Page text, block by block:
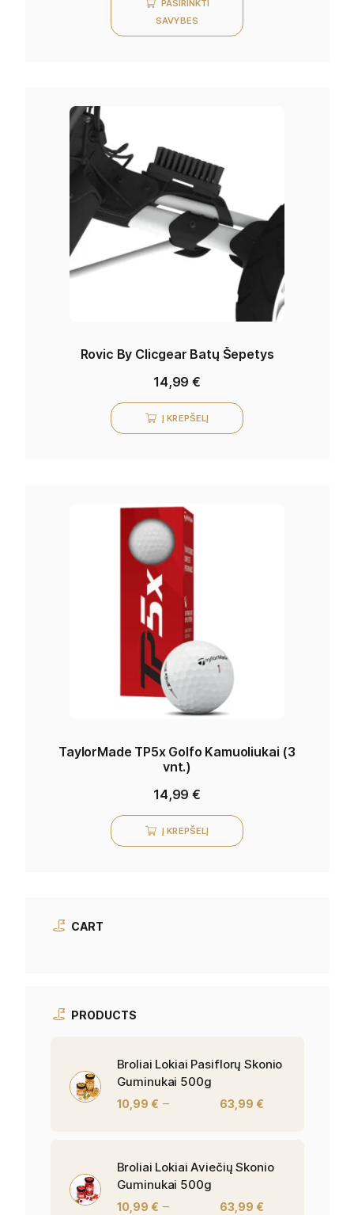
PASIRINKTI
SAVYBES
Rovic By Clicgear Batų Šepetys
14,99€
Į KREPŠELĮ
TaylorMade TP5x Golfo Kamuoliukai (3
vnt.)
14,99€
Į KREPŠELĮ
CART
PRODUCTS
Broliai Lokiai Pasiflorų Skonio
Guminukai 500g
10,99 € – 63,99 €
Broliai Lokiai Aviečių Skonio
Guminukai 500g
10,99 € – 63,99 €